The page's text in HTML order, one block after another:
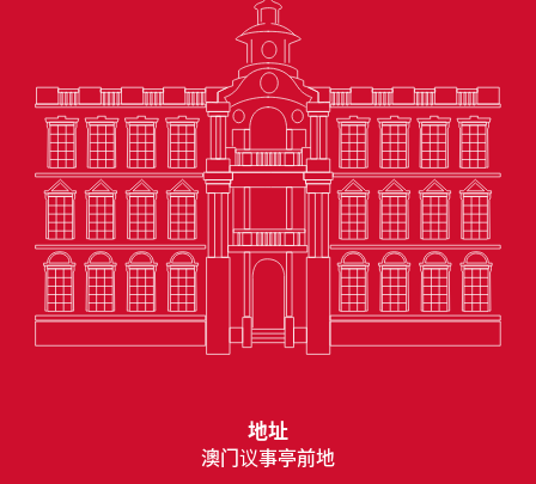
地址
澳门议事亭前地